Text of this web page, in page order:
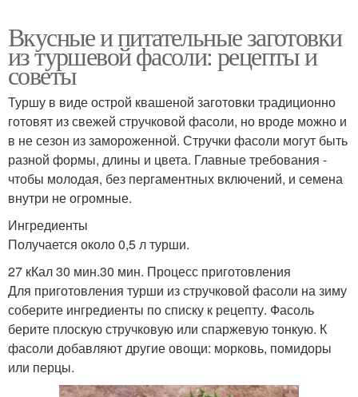
Вкусные и питательные заготовки
из туршевой фасоли: рецепты и
советы
Туршу в виде острой квашеной заготовки традиционно
готовят из свежей стручковой фасоли, но вроде можно и
в не сезон из замороженной. Стручки фасоли могут быть
разной формы, длины и цвета. Главные требования -
чтобы молодая, без пергаментных включений, и семена
внутри не огромные.
Ингредиенты
Получается около 0,5 л турши.
27 кКал 30 мин.30 мин. Процесс приготовления
Для приготовления турши из стручковой фасоли на зиму
соберите ингредиенты по списку к рецепту. Фасоль
берите плоскую стручковую или спаржевую тонкую. К
фасоли добавляют другие овощи: морковь, помидоры
или перцы.